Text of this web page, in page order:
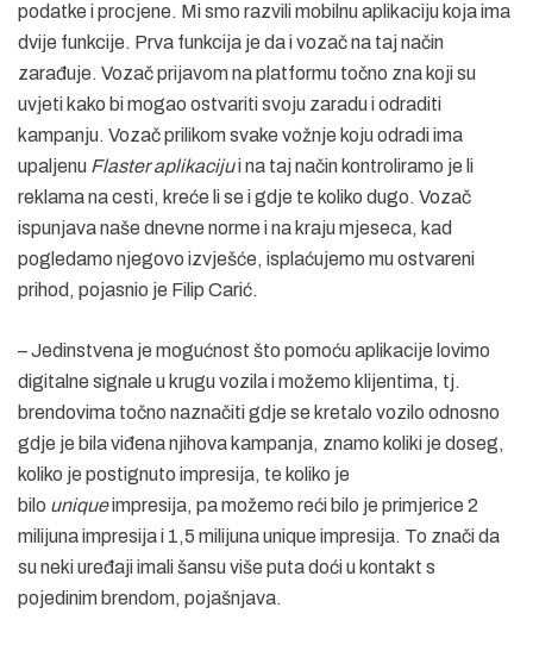
podatke i procjene. Mi smo razvili mobilnu aplikaciju koja ima
dvije funkcije. Prva funkcija je da i vozač na taj način
zarađuje. Vozač prijavom na platformu točno zna koji su
uvjeti kako bi mogao ostvariti svoju zaradu i odraditi
kampanju. Vozač prilikom svake vožnje koju odradi ima
upaljenu Flaster aplikacijui na taj način kontroliramo je li
reklama na cesti, kreće li se i gdje te koliko dugo. Vozač
ispunjava naše dnevne norme i na kraju mjeseca, kad
pogledamo njegovo izvješće, isplaćujemo mu ostvareni
prihod, pojasnio je Filip Carić.
– Jedinstvena je mogućnost što pomoću aplikacije lovimo
digitalne signale u krugu vozila i možemo klijentima, tj.
brendovima točno naznačiti gdje se kretalo vozilo odnosno
gdje je bila viđena njihova kampanja, znamo koliki je doseg,
koliko je postignuto impresija, te koliko je
bilo uniqueimpresija, pa možemo reći bilo je primjerice 2
milijuna impresija i 1,5 milijuna unique impresija. To znači da
su neki uređaji imali šansu više puta doći u kontakt s
pojedinim brendom, pojašnjava.